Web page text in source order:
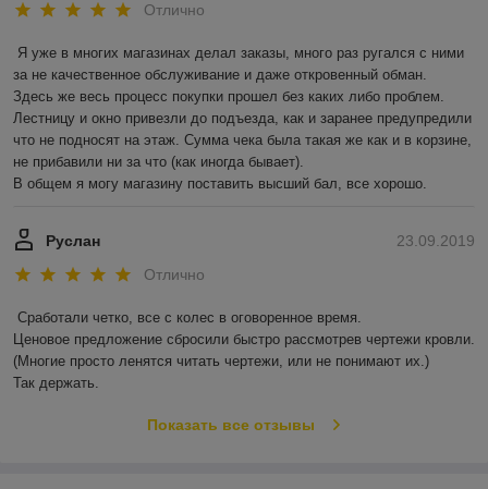
Отлично
Я уже в многих магазинах делал заказы, много раз ругался с ними
за не качественное обслуживание и даже откровенный обман.
Здесь же весь процесс покупки прошел без каких либо проблем.
Лестницу и окно привезли до подъезда, как и заранее предупредили
что не подносят на этаж. Сумма чека была такая же как и в корзине,
не прибавили ни за что (как иногда бывает).
В общем я могу магазину поставить высший бал, все хорошо.
23.09.2019
Руслан
Отлично
Сработали четко, все с колес в оговоренное время.
Ценовое предложение сбросили быстро рассмотрев чертежи кровли.
(Многие просто ленятся читать чертежи, или не понимают их.)
Так держать.
Показать все отзывы